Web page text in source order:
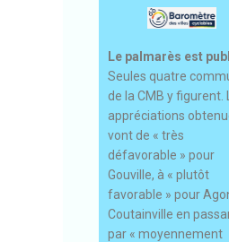
Le palmarès est
Seules quatre
de la CMB y figurent.
appréciations
vont de « très
défavorable » pour
Gouville, à « plutôt
favorable » pour
Coutainville en
par « moyennement